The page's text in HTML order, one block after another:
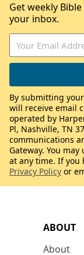
ABOUT
About
Get weekly
your inbox.
By submitting
will receive email
operated by
Pl, Nashville, TN
communications
Gateway. You
at any time. If you
Privacy Policy or